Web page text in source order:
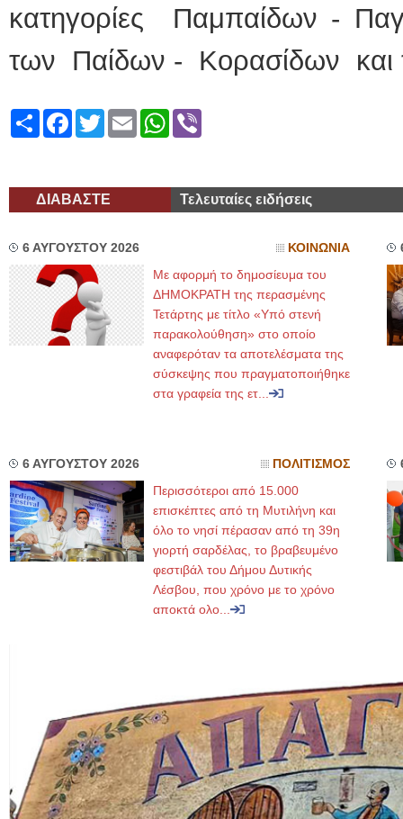
κατηγορίες Παμπαίδων -
των Παίδων - Κορασίδων και
ShareFacebook
TwitterEmailWhatsApp
ΔΙΑΒΑΣΤΕ Τελευταίες ειδήσεις
6 ΑΥΓΟΥΣΤΟΥ 2026 ΚΟΙΝΩΝΙΑ
Με αφορμή το δημοσίευμα του
ΔΗΜΟΚΡΑΤΗ της περασμένης
Τετάρτης με τίτλο «Υπό στενή
παρακολούθηση» στο οποίο
αναφερόταν τα αποτελέσματα της
σύσκεψης που πραγματοποιήθηκε
στα γραφεία της ετ...
6 ΑΥΓΟΥΣΤΟΥ 2026 ΠΟΛΙΤΙΣΜΟΣ
Περισσότεροι από 15.000
επισκέπτες από τη Μυτιλήνη και
όλο το νησί πέρασαν από τη 39η
γιορτή σαρδέλας, το βραβευμένο
φεστιβάλ του Δήμου Δυτικής
Λέσβου, που χρόνο με το χρόνο
αποκτά ολο...